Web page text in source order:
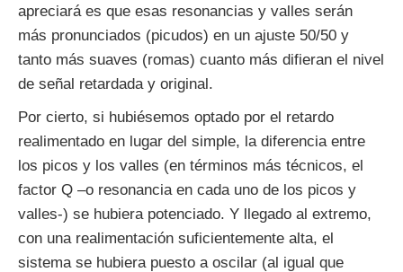
apreciará es que esas resonancias y valles serán
más pronunciados (picudos) en un ajuste 50/50 y
tanto más suaves (romas) cuanto más difieran el nivel
de señal retardada y original.
Por cierto, si hubiésemos optado por el retardo
realimentado en lugar del simple, la diferencia entre
los picos y los valles (en términos más técnicos, el
factor Q –o resonancia en cada uno de los picos y
valles-) se hubiera potenciado. Y llegado al extremo,
con una realimentación suficientemente alta, el
sistema se hubiera puesto a oscilar (al igual que